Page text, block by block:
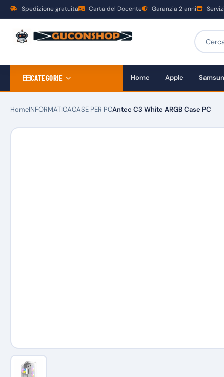
Spedizione gratuita Carta del Docente Garanzia 2 anni
CATEGORIE Home Apple
HomeINFORMATICACASE PER PCAntec C3 White ARGB Case PC